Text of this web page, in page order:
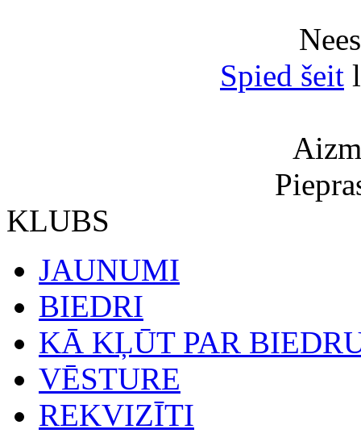
Spied šeit
KLUBS
JAUNUMI
BIEDRI
KĀ KĻŪT PAR
VĒSTURE
REKVIZĪTI